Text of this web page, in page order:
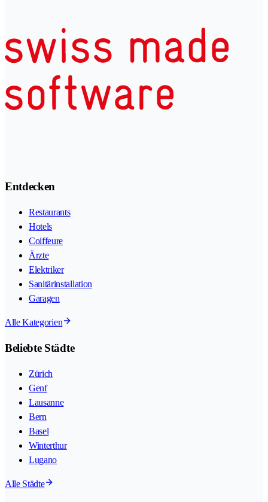
Entdecken
Restaurants
Hotels
Coiffeure
Ärzte
Elektriker
Sanitärinstallation
Garagen
Alle Kategorien
Beliebte Städte
Zürich
Genf
Lausanne
Bern
Basel
Winterthur
Lugano
Alle Städte